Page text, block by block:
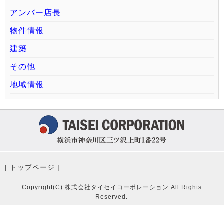
アンバー店長
物件情報
建築
その他
地域情報
| トップページ |
Copyright(C) 株式会社タイセイコーポレーション All Rights
Reserved.